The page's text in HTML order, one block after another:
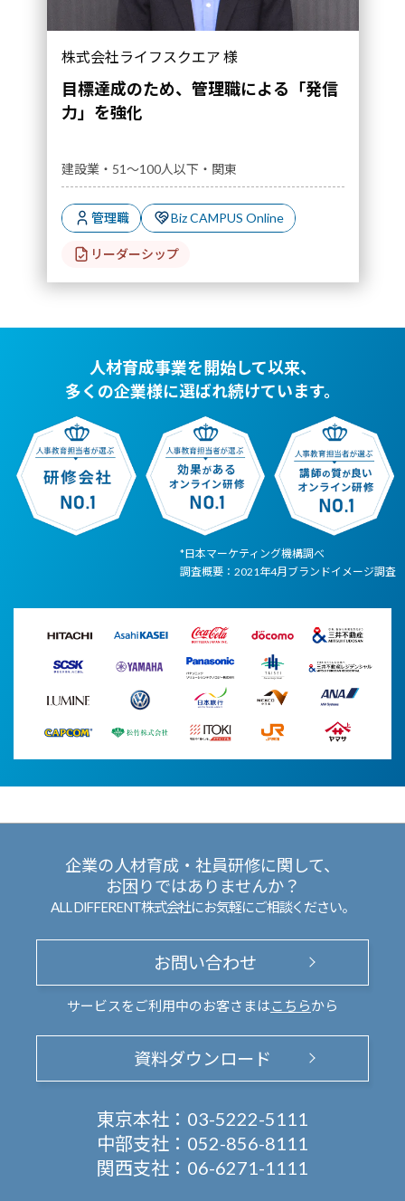
株式会社ライフスクエア 様
目標達成のため、管理職による「発信
力」を強化
建設業・51～100人以下・関東
管理職 Biz CAMPUS Online
リーダーシップ
人材育成事業を開始して以来、
多くの企業様に選ばれ続けています。
*日本マーケティング機構調べ
調査概要：2021年4月ブランドイメージ調査
企業の人材育成・社員研修に関して、
お困りではありませんか？
ALL DIFFERENT株式会社にお気軽にご相談ください。
お問い合わせ
サービスをご利用中のお客さまは こちらから
資料ダウンロード
東京本社： 03-5222-5111
中部支社： 052-856-8111
関西支社： 06-6271-1111